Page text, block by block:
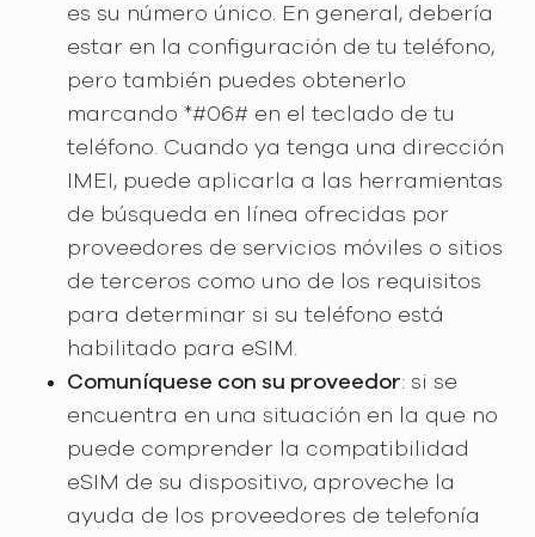
es su número único. En general, debería
estar en la configuración de tu teléfono,
pero también puedes obtenerlo
marcando *#06# en el teclado de tu
teléfono. Cuando ya tenga una dirección
IMEI, puede aplicarla a las herramientas
de búsqueda en línea ofrecidas por
proveedores de servicios móviles o sitios
de terceros como uno de los requisitos
para determinar si su teléfono está
habilitado para eSIM.
Comuníquese con su proveedor: si se
encuentra en una situación en la que no
puede comprender la compatibilidad
eSIM de su dispositivo, aproveche la
ayuda de los proveedores de telefonía